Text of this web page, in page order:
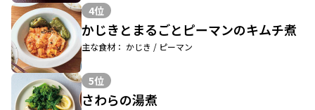
4位
かじきとまるごとピーマンのキムチ煮
主な食材： かじき / ピーマン
5位
さわらの湯煮